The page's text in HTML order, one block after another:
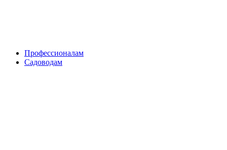
Профессионалам
Садоводам